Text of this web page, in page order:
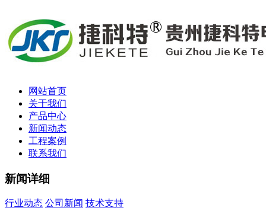
网站首页
关于我们
产品中心
新闻动态
工程案例
联系我们
新闻详细
行业动态 公司新闻 技术支持